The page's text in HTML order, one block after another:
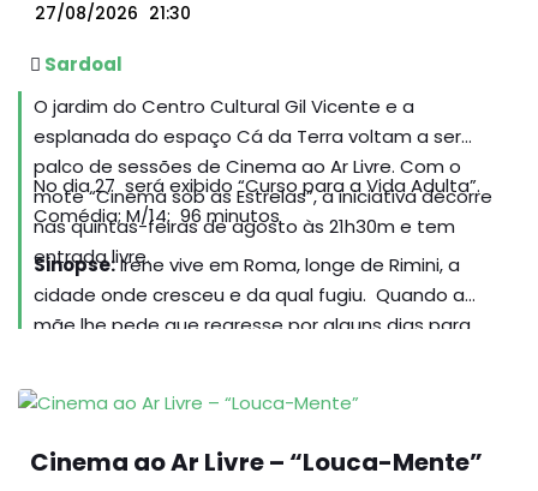
27/08/2026 21:30
Sardoal
O jardim do Centro Cultural Gil Vicente e a
esplanada do espaço Cá da Terra voltam a ser
palco de sessões de Cinema ao Ar Livre. Com o
mote “Cinema sob as Estrelas”, a iniciativa decorre
nas quintas-feiras de agosto às 21h30m e tem
entrada livre.
No dia 27 será exibido “Curso para a Vida Adulta”.
Comédia; M/14; 96 minutos
Sinopse:Irene vive em Roma, longe de Rimini, a
cidade onde cresceu e da qual fugiu. Quando a
mãe lhe pede que regresse por alguns dias para
familiares. Omar, porém, tem ideias muito claras
ter três filhos e tornar-se um rapper famoso. Entre
Cinema ao Ar Livre – “Louca-Mente”